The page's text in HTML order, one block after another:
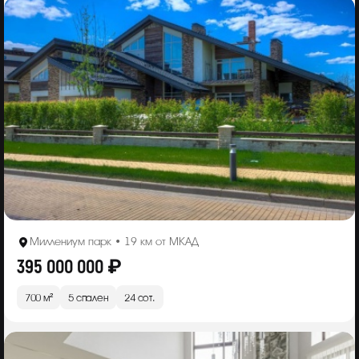
Миллениум парк • 19 км от МКАД
395 000 000 ₽
700 м² 5 спален 24 сот.